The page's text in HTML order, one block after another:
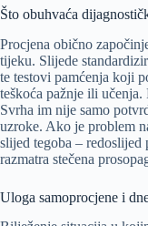
Što obuhvaća
Procjena obično
tijeku. Slijede
te testovi pamćenja koji
teškoća pažnje ili učenja.
Svrha im nije samo
uzroke. Ako je problem
slijed tegoba – redoslijed
razmatra stečena
Uloga samoprocjene i